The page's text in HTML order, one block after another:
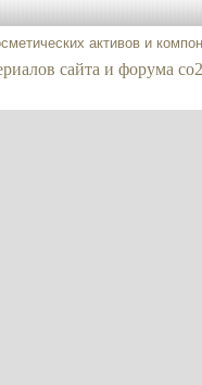
активов и
сайта и форума